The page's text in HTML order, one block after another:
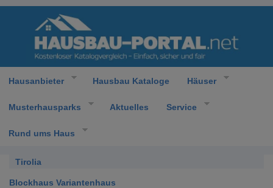
Hausanbieter Hausbau Kataloge Häuser
Musterhausparks Aktuelles Service
Rund ums Haus
Tirolia
Blockhaus Variantenhaus